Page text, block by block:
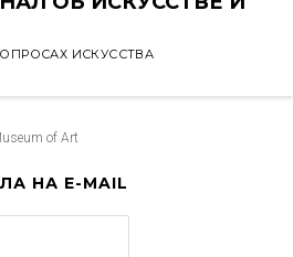
ИСКУССТВА
of Art
НА E-MAIL